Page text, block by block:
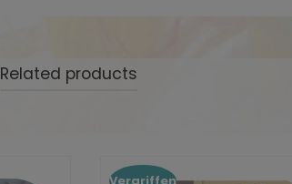
Related products